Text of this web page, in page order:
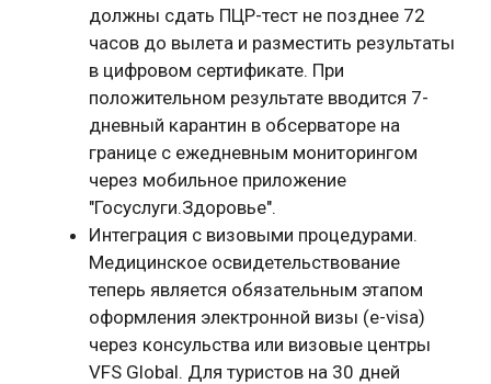
должны сдать ПЦР-тест не позднее 72
часов до вылета и разместить результаты
в цифровом сертификате. При
положительном результате вводится 7-
дневный карантин в обсерваторе на
границе с ежедневным мониторингом
через мобильное приложение
"Госуслуги.Здоровье".
Интеграция с визовыми процедурами.
Медицинское освидетельствование
теперь является обязательным этапом
оформления электронной визы (e-visa)
через консульства или визовые центры
VFS Global. Для туристов на 30 дней